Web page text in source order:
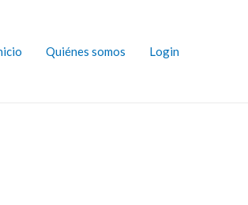
Quiénes somos Login